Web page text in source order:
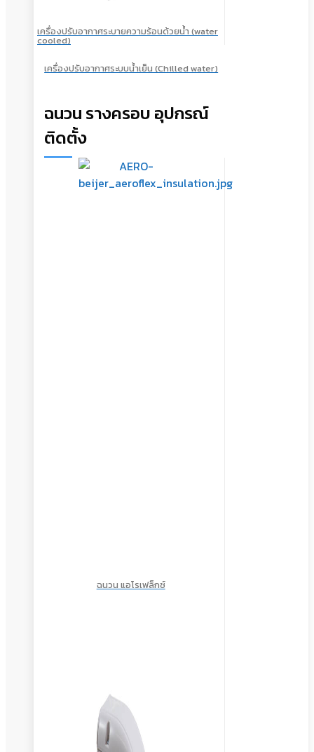
เครื่องปรับอากาศระบายความร้อนด้วยน้ำ (water
cooled)
เครื่องปรับอากาศระบบน้ำเย็น (Chilled water)
ฉนวน รางครอบ อุปกรณ์
ติดตั้ง
ฉนวน แอโรเฟล็กซ์